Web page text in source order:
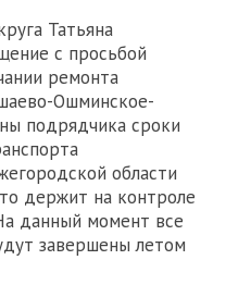
Татьяна
с просьбой
ремонта
Ошминское-
подрядчика сроки
области
держит на контроле
данный момент все
завершены летом